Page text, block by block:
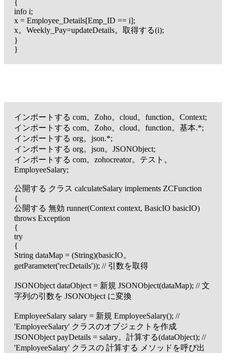
{
info i;
x = Employee_Details[Emp_ID == i];
x。Weekly_Pay=updateDetails。取得する(i);
}
}
インポートする com。Zoho。cloud。function。Context;
インポートする com。Zoho。cloud。function。基本.*;
インポートする org。json.*;
インポートする org。json。JSONObject;
インポートする com。zohocreator。テスト。
EmployeeSalary;
公開する クラス calculateSalary implements ZCFunction
{
公開する 無効 runner(Context context, BasicIO basicIO)
throws Exception
{
try
{
String dataMap = (String)(basicIO。
getParameter('recDetails')); // 引数を取得
JSONObject dataObject = 新規 JSONObject(dataMap); // 文
字列の引数を JSONObject に変換
EmployeeSalary salary = 新規 EmployeeSalary(); //
'EmployeeSalary' クラスのオブジェクトを作成
JSONObject payDetails = salary。計算する(dataObject); //
'EmployeeSalary' クラスの 計算する メソッドを呼び出